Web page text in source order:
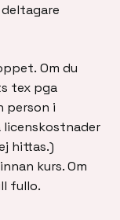
deltagare
Om du
tex pga
person i
licenskostnader
hittas.)
kurs. Om
fullo.